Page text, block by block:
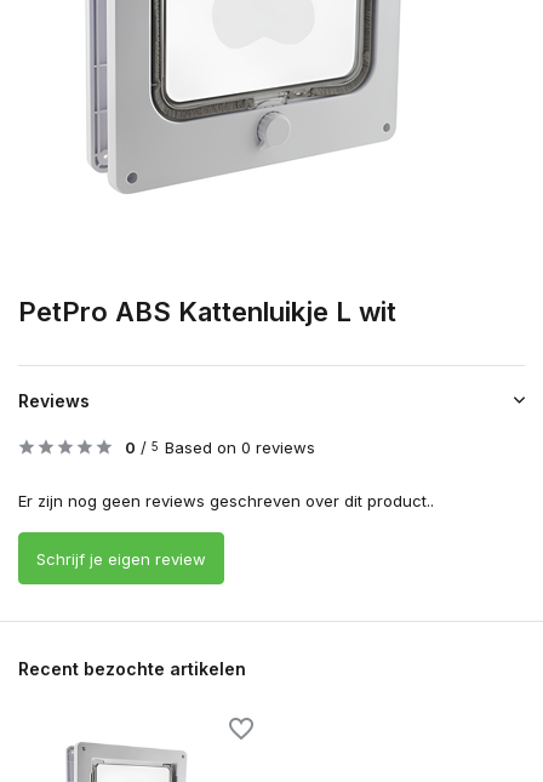
PetPro ABS Kattenluikje L wit
Reviews
0 / 5 Based on 0 reviews
Er zijn nog geen reviews geschreven over dit product..
Schrijf je eigen review
Recent bezochte artikelen